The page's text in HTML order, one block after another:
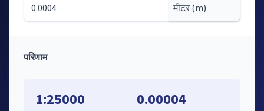
परिणाम
1:25000 0.00004